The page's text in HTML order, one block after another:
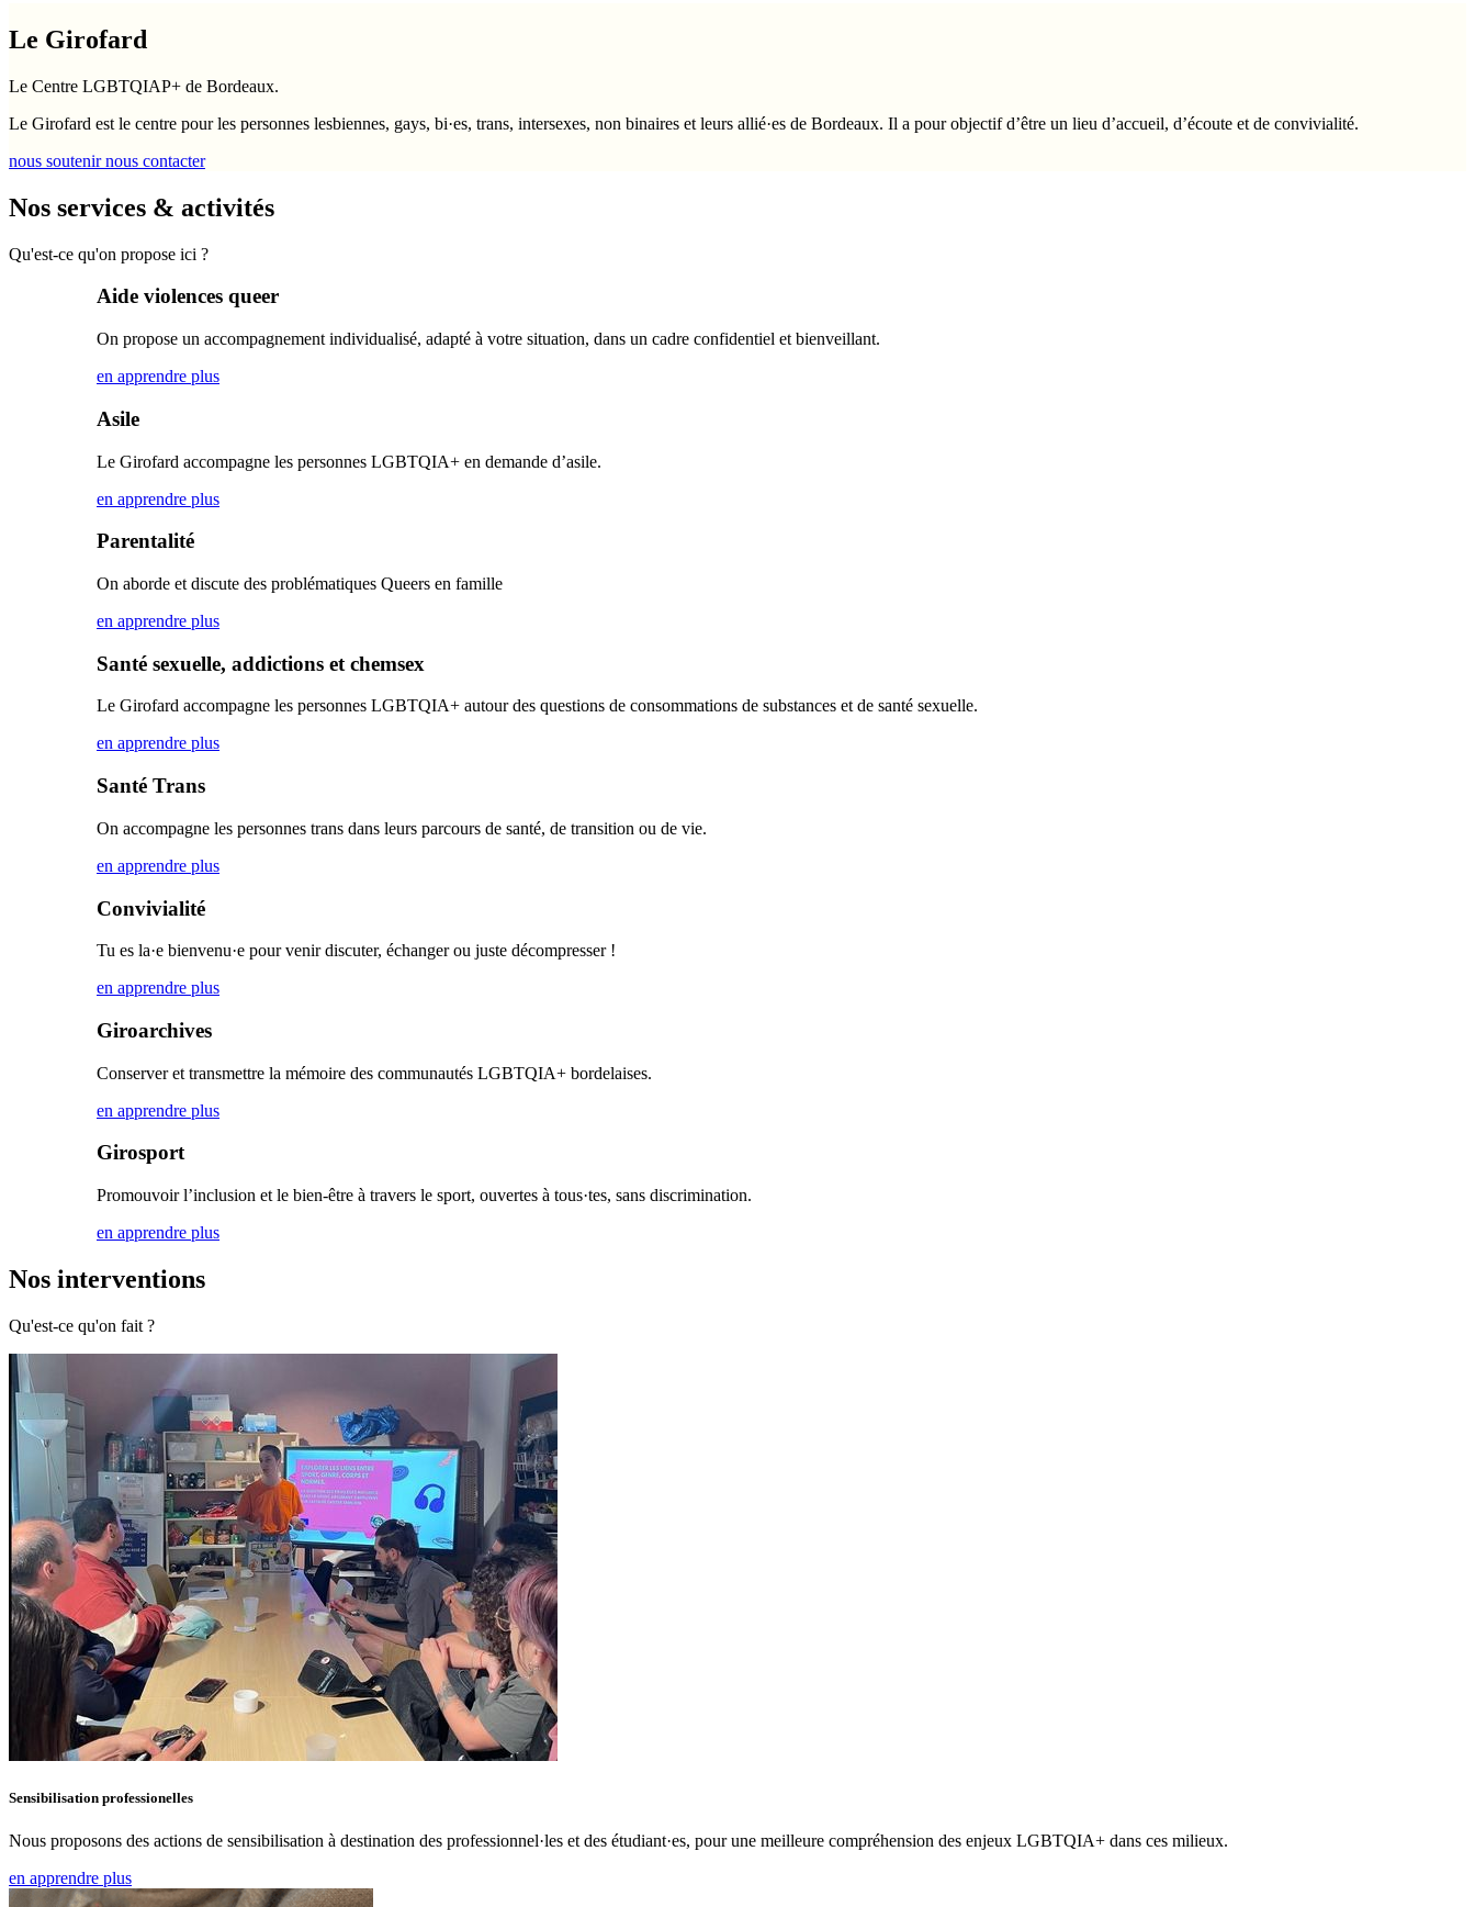
Le Girofard
Le Centre LGBTQIAP+ de Bordeaux.
Le Girofard est le centre pour les personnes lesbiennes, gays, bi·es, trans, intersexes, non binaires et leurs allié·es de Bordeaux. Il a pour objectif d’être un lieu d’accueil, d’écoute et de convivialité.
nous soutenirnous contacter
Nos services & activités
Qu'est-ce qu'on propose ici ?
Aide violences queer
On propose un accompagnement individualisé, adapté à votre situation, dans un cadre confidentiel et bienveillant.
en apprendre plus
Asile
Le Girofard accompagne les personnes LGBTQIA+ en demande d’asile.
en apprendre plus
Parentalité
On aborde et discute des problématiques Queers en famille
en apprendre plus
Santé sexuelle, addictions et chemsex
Le Girofard accompagne les personnes LGBTQIA+ autour des questions de consommations de substances et de santé sexuelle.
en apprendre plus
Santé Trans
On accompagne les personnes trans dans leurs parcours de santé, de transition ou de vie.
en apprendre plus
Convivialité
Tu es la·e bienvenu·e pour venir discuter, échanger ou juste décompresser !
en apprendre plus
Giroarchives
Conserver et transmettre la mémoire des communautés LGBTQIA+ bordelaises.
en apprendre plus
Girosport
Promouvoir l’inclusion et le bien-être à travers le sport, ouvertes à tous·tes, sans discrimination.
en apprendre plus
Nos interventions
Qu'est-ce qu'on fait ?
Sensibilisation professionelles
Nous proposons des actions de sensibilisation à destination des professionnel·les et des étudiant·es, pour une meilleure compréhension des enjeux LGBTQIA+ dans ces milieux.
en apprendre plus